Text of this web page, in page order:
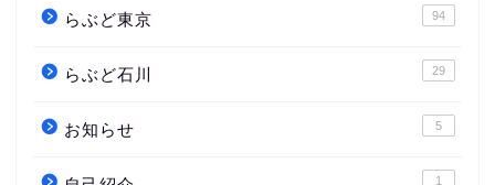
らぶど東京 94
らぶど石川 29
お知らせ 5
1